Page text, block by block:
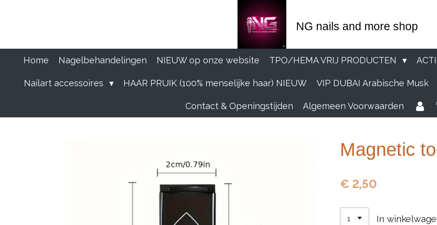
NG nails and more shop
Home Nagelbehandelingen NIEUW op onze website TPO/HEMA VRIJ PRODUCTEN
Nailart accessoires HAAR PRUIK (100% menselijke haar) NIEUW VIP DUBAI Arabische Musk
Contact & Openingstijden Algemeen Voorwaarden
Magnetic
€ 2,50
In